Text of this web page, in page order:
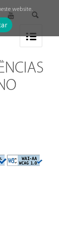
website.